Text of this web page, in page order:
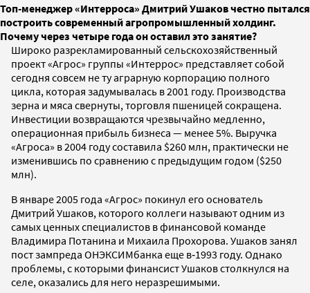
Топ-менеджер «Интерроса» Дмитрий Ушаков честно пытался
построить современный агропромышленный холдинг.
Почему через четыре года он оставил это занятие?
Широко разрекламированный сельскохозяйственный
проект «Агрос» группы «Интеррос» представляет собой
сегодня совсем не ту аграрную корпорацию полного
цикла, которая задумывалась в 2001 году. Производства
зерна и мяса свернуты, торговля пшеницей сокращена.
Инвестиции возвращаются чрезвычайно медленно,
операционная прибыль бизнеса — менее 5%. Выручка
«Агроса» в 2004 году составила $260 млн, практически не
изменившись по сравнению с предыдущим годом ($250
млн).
В январе 2005 года «Агрос» покинул его основатель
Дмитрий Ушаков, которого коллеги называют одним из
самых ценных специалистов в финансовой команде
Владимира Потанина и Михаила Прохорова. Ушаков занял
пост зампреда ОНЭКСИМбанка еще в‑1993 году. Однако
проблемы, с которыми финансист Ушаков столкнулся на
селе, оказались для него неразрешимыми.